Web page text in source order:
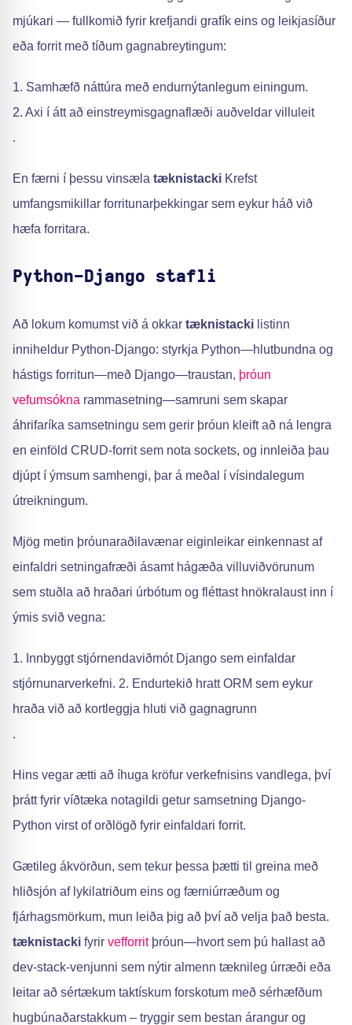
mjúkari — fullkomið fyrir krefjandi grafík eins og leikjasíður
eða forrit með tíðum gagnabreytingum:
1. Samhæfð náttúra með endurnýtanlegum einingum.
2. Axi í átt að einstreymisgagnaflæði auðveldar villuleit
.
En færni í þessu vinsæla tæknistacki Krefst
umfangsmikillar forritunarþekkingar sem eykur háð við
hæfa forritara.
Python-Django stafli
Að lokum komumst við á okkar tæknistacki listinn
inniheldur Python-Django: styrkja Python—hlutbundna og
hástigs forritun—með Django—traustan, þróun
vefumsókna rammasetning—samruni sem skapar
áhrifaríka samsetningu sem gerir þróun kleift að ná lengra
en einföld CRUD-forrit sem nota sockets, og innleiða þau
djúpt í ýmsum samhengi, þar á meðal í vísindalegum
útreikningum.
Mjög metin þróunaraðilavænar eiginleikar einkennast af
einfaldri setningafræði ásamt hágæða villuviðvörunum
sem stuðla að hraðari úrbótum og fléttast hnökralaust inn í
ýmis svið vegna:
1. Innbyggt stjórnendaviðmót Django sem einfaldar
stjórnunarverkefni. 2. Endurtekið hratt ORM sem eykur
hraða við að kortleggja hluti við gagnagrunn
.
Hins vegar ætti að íhuga kröfur verkefnisins vandlega, því
þrátt fyrir víðtæka notagildi getur samsetning Django-
Python virst of orðlögð fyrir einfaldari forrit.
Gætileg ákvörðun, sem tekur þessa þætti til greina með
hliðsjón af lykilatriðum eins og færniúrræðum og
fjárhagsmörkum, mun leiða þig að því að velja það besta.
tæknistacki fyrir vefforritþróun—hvort sem þú hallast að
dev-stack-venjunni sem nýtir almenn tæknileg úrræði eða
leitar að sértækum taktískum forskotum með sérhæfðum
hugbúnaðarstakkum – tryggir sem bestan árangur og